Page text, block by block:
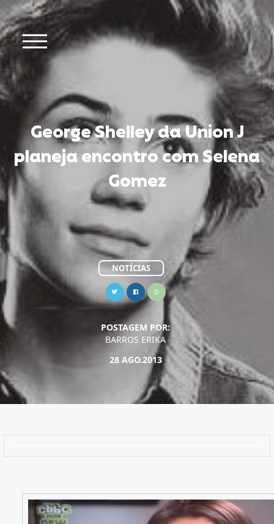
George Shelley da Union J
planeja encontro com Selena
Gomez
NOTÍCIAS
POSTAGEM POR:
BARROS ERIKA
28 AGO.2013